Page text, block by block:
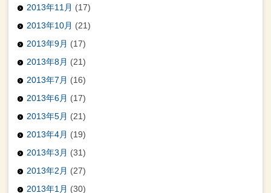
2013年11月 (17)
2013年10月 (21)
2013年9月 (17)
2013年8月 (21)
2013年7月 (16)
2013年6月 (17)
2013年5月 (21)
2013年4月 (19)
2013年3月 (31)
2013年2月 (27)
2013年1月 (30)